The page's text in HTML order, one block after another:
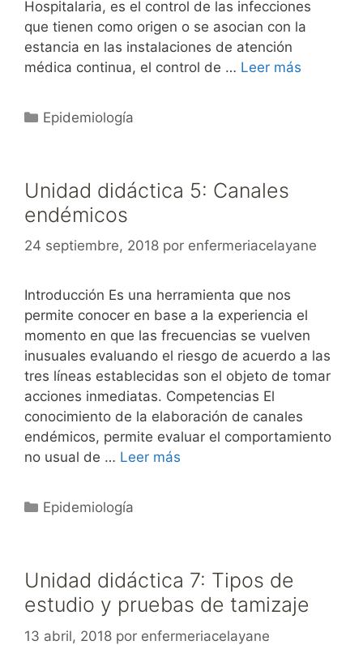
Hospitalaria, es el control de las infecciones
que tienen como origen o se asocian con la
estancia en las instalaciones de atención
médica continua, el control de … Leer más
Categorías
Epidemiología
Unidad didáctica 5: Canales
endémicos
24 septiembre, 2018 por enfermeriacelayane
Introducción Es una herramienta que nos
permite conocer en base a la experiencia el
momento en que las frecuencias se vuelven
inusuales evaluando el riesgo de acuerdo a las
tres líneas establecidas son el objeto de tomar
acciones inmediatas. Competencias El
conocimiento de la elaboración de canales
endémicos, permite evaluar el comportamiento
no usual de … Leer más
Categorías
Epidemiología
Unidad didáctica 7: Tipos de
estudio y pruebas de tamizaje
13 abril, 2018 por enfermeriacelayane